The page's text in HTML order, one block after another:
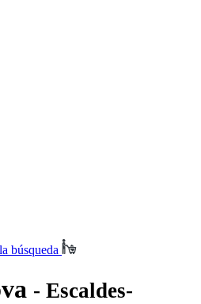
búsqueda
- Escaldes-